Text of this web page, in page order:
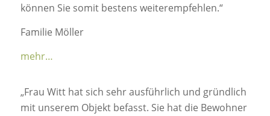
können Sie somit bestens weiterempfehlen.“
Familie Möller
mehr…
„Frau Witt hat sich sehr ausführlich und gründlich
mit unserem Objekt befasst. Sie hat die Bewohner